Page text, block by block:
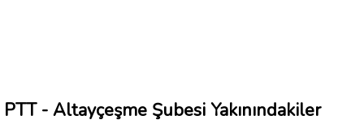
PTT - Altayçeşme Şubesi Yakınındakiler